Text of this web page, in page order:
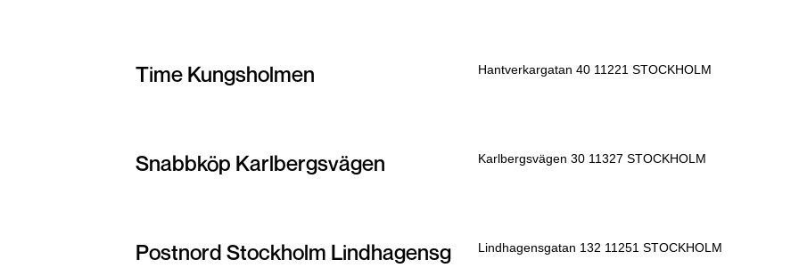
Time Kungsholmen Hantverkargatan 40 11221 STOCKHOLM
Snabbköp Karlbergsvägen Karlbergsvägen 30 11327 STOCKHOLM
Postnord Stockholm Lindhagensg Lindhagensgatan 132 11251 STOCKHOLM